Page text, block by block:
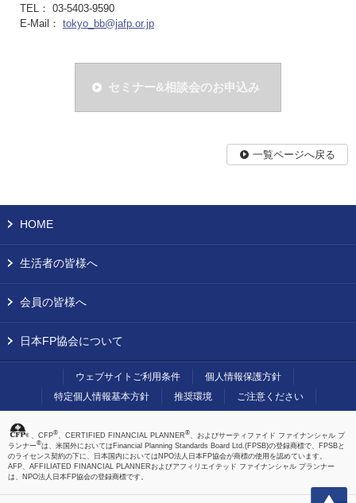
TEL： 03-5403-9590
E-Mail： tokyo_bb@jafp.or.jp
セミナー&相談会のお申込み
一覧ページへ戻る
上へ
HOME
生活者の皆様へ
会員の皆様へ
日本FP協会について
ウェブサイトご利用条件
個人情報保護方針
特定個人情報基本方針
推奨環境 ご注意ください
、CFP® 、CERTIFIED FINANCIAL PLANNER® 、およびサーティファイド ファイナンシャル プ
ランナー®は、米国外においてはFinancial Planning Standards Board Ltd.(FPSB)の登録商標で、FPSBと
のライセンス契約の下に、日本国内においてはNPO法人日本FP協会が商標の使用を認めています。
AFP、AFFILIATED FINANCIAL PLANNERおよびアフィリエイテッド ファイナンシャル プランナー
は、NPO法人日本FP協会の登録商標です。